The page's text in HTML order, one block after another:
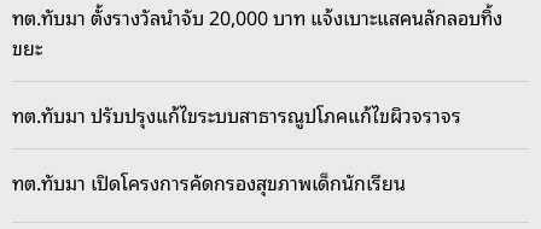
ทต.ทับมา ตั้งรางวัลนำจับ 20,000 บาท แจ้งเบาะแสคนลักลอบทิ้ง
ขยะ
ทต.ทับมา ปรับปรุงแก้ไขระบบสาธารณูปโภคแก้ไขผิวจราจร
ทต.ทับมา เปิดโครงการคัดกรองสุขภาพเด็กนักเรียน